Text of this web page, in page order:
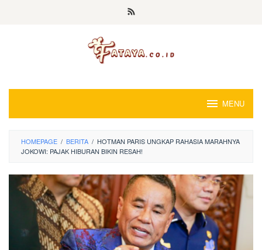
MENU
HOMEPAGE / BERITA / HOTMAN PARIS UNGKAP RAHASIA MARAHNYA
JOKOWI: PAJAK HIBURAN BIKIN RESAH!